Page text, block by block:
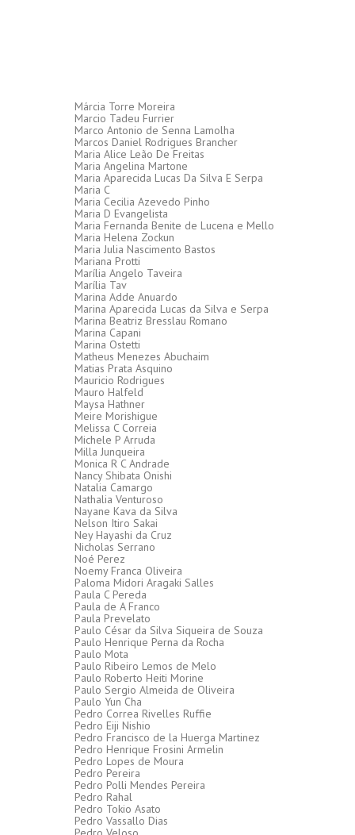
Márcia Torre Moreira
Marcio Tadeu Furrier
Marco Antonio de Senna Lamolha
Marcos Daniel Rodrigues Brancher
Maria Alice Leão De Freitas
Maria Angelina Martone
Maria Aparecida Lucas Da Silva E Serpa
Maria C
Maria Cecilia Azevedo Pinho
Maria D Evangelista
Maria Fernanda Benite de Lucena e Mello
Maria Helena Zockun
Maria Julia Nascimento Bastos
Mariana Protti
Marília Angelo Taveira
Marília Tav
Marina Adde Anuardo
Marina Aparecida Lucas da Silva e Serpa
Marina Beatriz Bresslau Romano
Marina Capani
Marina Ostetti
Matheus Menezes Abuchaim
Matias Prata Asquino
Mauricio Rodrigues
Mauro Halfeld
Maysa Hathner
Meire Morishigue
Melissa C Correia
Michele P Arruda
Milla Junqueira
Monica R C Andrade
Nancy Shibata Onishi
Natalia Camargo
Nathalia Venturoso
Nayane Kava da Silva
Nelson Itiro Sakai
Ney Hayashi da Cruz
Nicholas Serrano
Noé Perez
Noemy Franca Oliveira
Paloma Midori Aragaki Salles
Paula C Pereda
Paula de A Franco
Paula Prevelato
Paulo César da Silva Siqueira de Souza
Paulo Henrique Perna da Rocha
Paulo Mota
Paulo Ribeiro Lemos de Melo
Paulo Roberto Heiti Morine
Paulo Sergio Almeida de Oliveira
Paulo Yun Cha
Pedro Correa Rivelles Ruffie
Pedro Eiji Nishio
Pedro Francisco de la Huerga Martinez
Pedro Henrique Frosini Armelin
Pedro Lopes de Moura
Pedro Pereira
Pedro Polli Mendes Pereira
Pedro Rahal
Pedro Tokio Asato
Pedro Vassallo Dias